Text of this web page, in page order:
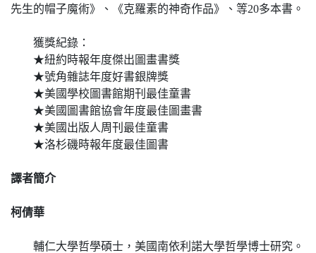
先生的帽子魔術》、《克羅素的神奇作品》、等20多本書。
獲獎紀錄：
★紐約時報年度傑出圖畫書獎
★號角雜誌年度好書銀牌獎
★美國學校圖書館期刊最佳童書
★美國圖書館協會年度最佳圖畫書
★美國出版人周刊最佳童書
★洛杉磯時報年度最佳圖書
譯者簡介
柯倩華
輔仁大學哲學碩士，美國南依利諾大學哲學博士研究。